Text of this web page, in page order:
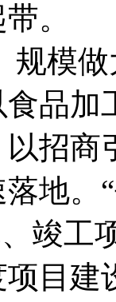
。
规模
品
招商
地。
竣工
目建